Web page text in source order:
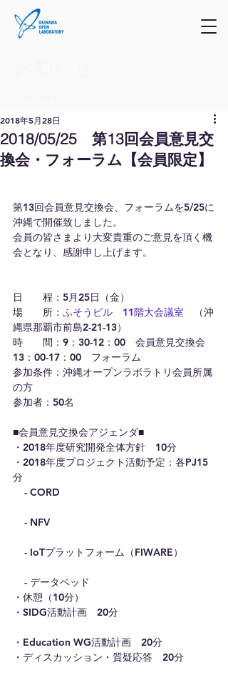
2018/05/25 第13回会員意見交
換会・フォーラム【会員限定】
2018年5月28日
第13回会員意見交換会、フォーラムを5/25に
沖縄で開催致しました。
会員の皆さまより大変貴重のご意見を頂く機
会となり、感謝申し上げます。
日　　程：5月25日（金）
場　　所： ふそうビル　11階大会議室 （沖
縄県那覇市前島2-21-13）
時　　間：9：30-12：00　会員意見交換会
13：00-17：00　フォーラム
参加条件：沖縄オープンラボラトリ会員所属
の方
参加者：50名
■会員意見交換会アジェンダ■
・2018年度研究開発全体方針　10分
・2018年度プロジェクト活動予定：各PJ15
分
    - CORD
    - NFV
    - IoTプラットフォーム（FIWARE）
    - データベッド
・休憩（10分）
・SIDG活動計画　20分
・Education WG活動計画　20分
・ディスカッション・質疑応答　20分